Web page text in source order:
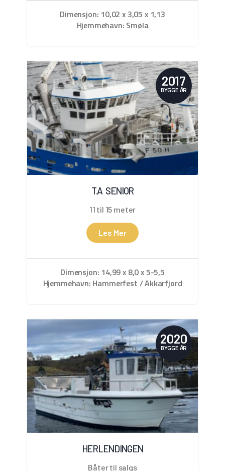
Dimensjon: 10,02 x 3,05 x 1,13
Hjemmehavn: Smøla
2017
BYGGE ÅR
T.A SENIOR
11 til 15 meter
Les Mer
Dimensjon: 14,99 x 8,0 x 5-5,5
Hjemmehavn: Hammerfest / Akkarfjord
2020
BYGGE ÅR
HERLENDINGEN
Båter til salgs